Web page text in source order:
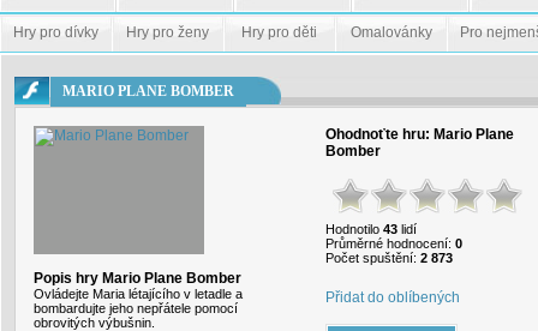
Hry pro dívky Hry pro ženy Hry pro děti Omalovánky Pro
MARIO PLANE BOMBER
Popis hry Mario Plane Bomber
Ovládejte Maria létajícího v letadle a
bombardujte jeho nepřátele pomocí
obrovitých výbušnin.
Ohodnoťte hru: Mario Plane
Bomber
Hodnotilo 43 lidí
Průměrné hodnocení: 0
Počet spuštění: 2 873
Přidat do oblíbených